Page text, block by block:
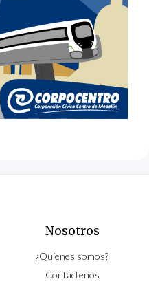
Nosotros
¿Quíenes somos?
Contáctenos